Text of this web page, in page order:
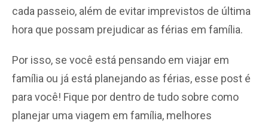
cada passeio, além de evitar imprevistos de última
hora que possam prejudicar as férias em família.
Por isso, se você está pensando em viajar em
família ou já está planejando as férias, esse post é
para você! Fique por dentro de tudo sobre como
planejar uma viagem em família, melhores